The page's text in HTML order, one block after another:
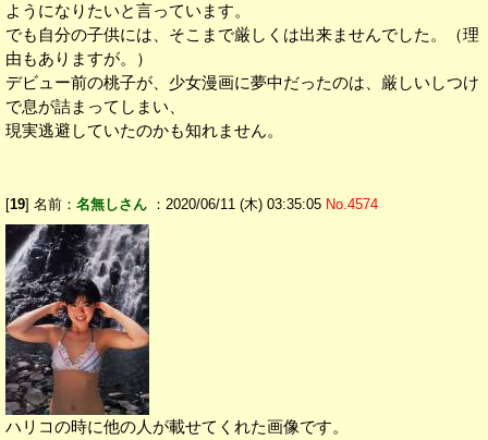
ようになりたいと言っています。
でも自分の子供には、そこまで厳しくは出来ませんでした。（理
由もありますが。）
デビュー前の桃子が、少女漫画に夢中だったのは、厳しいしつけ
で息が詰まってしまい、
現実逃避していたのかも知れません。
[19] 名前： 名無しさん ：2020/06/11 (木) 03:35:05 No.4574
ハリコの時に他の人が載せてくれた画像です。